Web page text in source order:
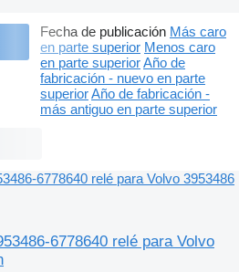
Fecha de publicación Más caro
en parte superior Menos caro
en parte superiorAño de
fabricación - nuevo en parte
superiorAño de fabricación -
más antiguo en parte superior
6778640 relé para Volvo